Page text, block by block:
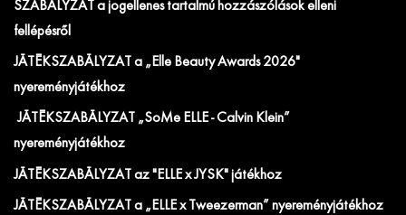
SZABÁLYZAT a jogellenes tartalmú hozzászólások elleni
fellépésről
JÁTÉKSZABÁLYZAT a „Elle Beauty Awards 2026"
nyereményjátékhoz
JÁTÉKSZABÁLYZAT „SoMe ELLE - Calvin Klein”
nyereményjátékhoz
JÁTÉKSZABÁLYZAT az "ELLE x JYSK" játékhoz
JÁTÉKSZABÁLYZAT a „ELLE x Tweezerman” nyereményjátékhoz